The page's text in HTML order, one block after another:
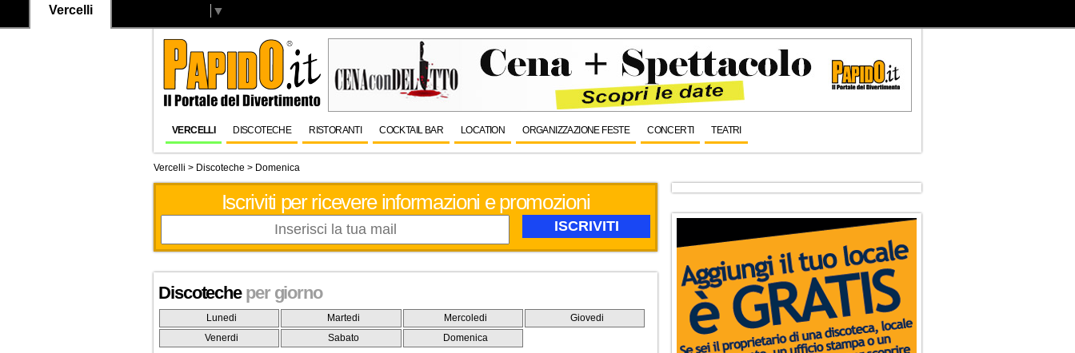
Vercelli ▼
VERCELLI DISCOTECHE RISTORANTI COCKTAIL BAR LOCATION ORGANIZZAZIONE FESTE CONCERTI TEATRI
Vercelli > Discoteche > Domenica
Iscriviti per ricevere informazioni e promozioni
Discoteche per giorno
Lunedi Martedi Mercoledi
Giovedi
Venerdi
Sabato Domenica